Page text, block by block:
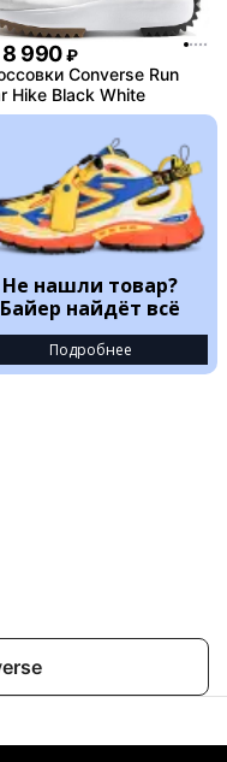
8 990 ₽
Converse Run
Hike Black White
Не нашли товар?
Байер найдёт всё
Подробнее